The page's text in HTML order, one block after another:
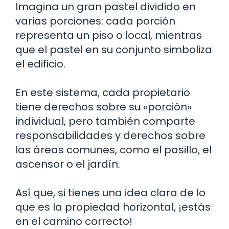
Imagina un gran pastel dividido en
varias porciones: cada porción
representa un piso o local, mientras
que el pastel en su conjunto simboliza
el edificio.
En este sistema, cada propietario
tiene derechos sobre su «porción»
individual, pero también comparte
responsabilidades y derechos sobre
las áreas comunes, como el pasillo, el
ascensor o el jardín.
Así que, si tienes una idea clara de lo
que es la propiedad horizontal, ¡estás
en el camino correcto!